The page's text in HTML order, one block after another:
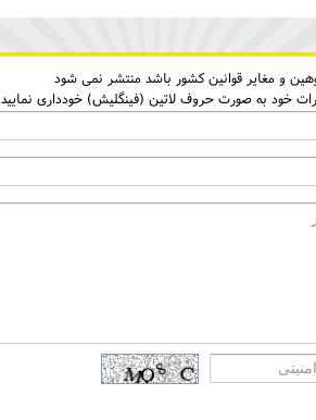
و مغایر قوانین کشور باشد منتشر نمی شود
خود به صورت حروف لاتین (فینگلیش) خودداری نمایید